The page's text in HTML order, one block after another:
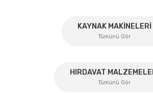
Gönder
KAYNAK MAKİNELERİ
Tümünü Gör
HIRDAVAT
Tümünü Gör